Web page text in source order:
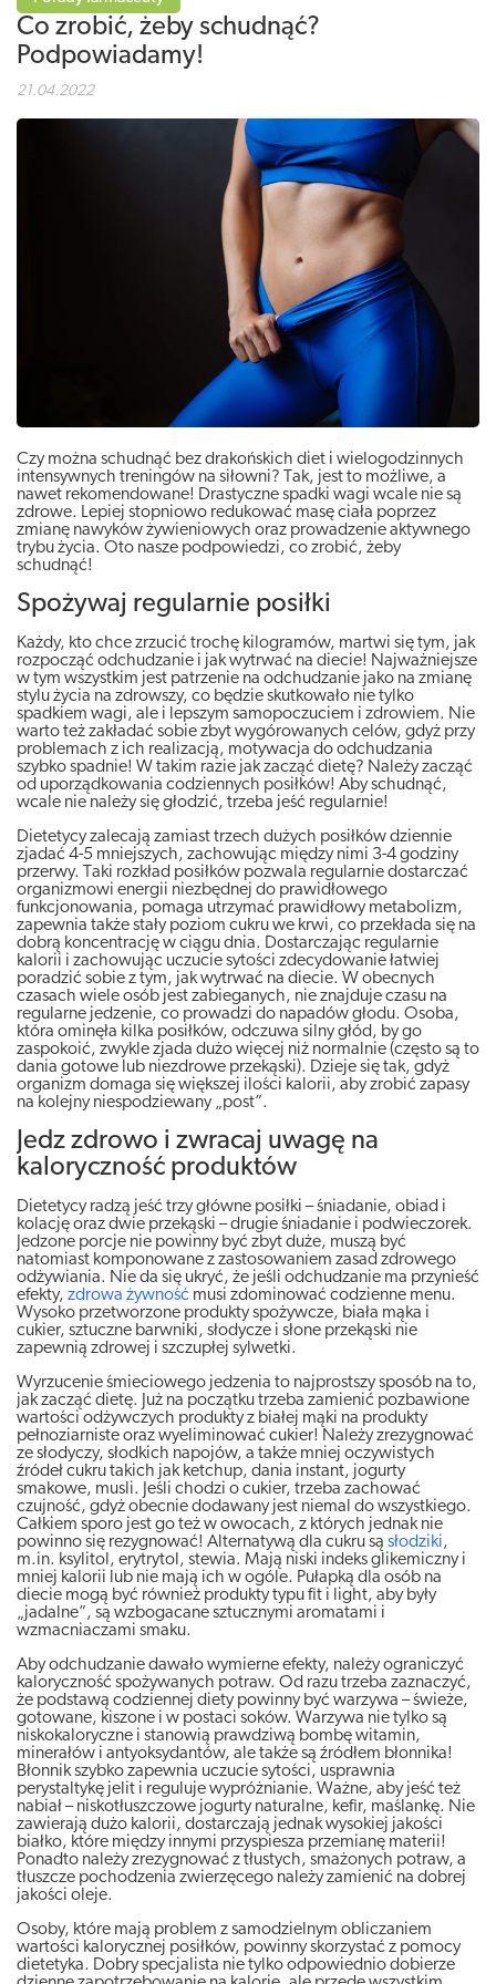
Co zrobić, żeby schudnąć?
Podpowiadamy!
21.04.2022
Czy można schudnąć bez drakońskich diet i wielogodzinnych
intensywnych treningów na siłowni? Tak, jest to możliwe, a
nawet rekomendowane! Drastyczne spadki wagi wcale nie są
zdrowe. Lepiej stopniowo redukować masę ciała poprzez
zmianę nawyków żywieniowych oraz prowadzenie aktywnego
trybu życia. Oto nasze podpowiedzi, co zrobić, żeby
schudnąć!
Spożywaj regularnie posiłki
Każdy, kto chce zrzucić trochę kilogramów, martwi się tym, jak
rozpocząć odchudzanie i jak wytrwać na diecie! Najważniejsze
w tym wszystkim jest patrzenie na odchudzanie jako na zmianę
stylu życia na zdrowszy, co będzie skutkowało nie tylko
spadkiem wagi, ale i lepszym samopoczuciem i zdrowiem. Nie
warto też zakładać sobie zbyt wygórowanych celów, gdyż przy
problemach z ich realizacją, motywacja do odchudzania
szybko spadnie! W takim razie jak zacząć dietę? Należy zacząć
od uporządkowania codziennych posiłków! Aby schudnąć,
wcale nie należy się głodzić, trzeba jeść regularnie!
Dietetycy zalecają zamiast trzech dużych posiłków dziennie
zjadać 4-5 mniejszych, zachowując między nimi 3-4 godziny
przerwy. Taki rozkład posiłków pozwala regularnie dostarczać
organizmowi energii niezbędnej do prawidłowego
funkcjonowania, pomaga utrzymać prawidłowy metabolizm,
zapewnia także stały poziom cukru we krwi, co przekłada się na
dobrą koncentrację w ciągu dnia. Dostarczając regularnie
kalorii i zachowując uczucie sytości zdecydowanie łatwiej
poradzić sobie z tym, jak wytrwać na diecie. W obecnych
czasach wiele osób jest zabieganych, nie znajduje czasu na
regularne jedzenie, co prowadzi do napadów głodu. Osoba,
która ominęła kilka posiłków, odczuwa silny głód, by go
zaspokoić, zwykle zjada dużo więcej niż normalnie (często są to
dania gotowe lub niezdrowe przekąski). Dzieje się tak, gdyż
organizm domaga się większej ilości kalorii, aby zrobić zapasy
na kolejny niespodziewany „post”.
Jedz zdrowo i zwracaj uwagę na
kaloryczność produktów
Dietetycy radzą jeść trzy główne posiłki – śniadanie, obiad i
kolację oraz dwie przekąski – drugie śniadanie i podwieczorek.
Jedzone porcje nie powinny być zbyt duże, muszą być
natomiast komponowane z zastosowaniem zasad zdrowego
odżywiania. Nie da się ukryć, że jeśli odchudzanie ma przynieść
efekty, zdrowa żywność musi zdominować codzienne menu.
Wysoko przetworzone produkty spożywcze, biała mąka i
cukier, sztuczne barwniki, słodycze i słone przekąski nie
zapewnią zdrowej i szczupłej sylwetki.
Wyrzucenie śmieciowego jedzenia to najprostszy sposób na to,
jak zacząć dietę. Już na początku trzeba zamienić pozbawione
wartości odżywczych produkty z białej mąki na produkty
pełnoziarniste oraz wyeliminować cukier! Należy zrezygnować
ze słodyczy, słodkich napojów, a także mniej oczywistych
źródeł cukru takich jak ketchup, dania instant, jogurty
smakowe, musli. Jeśli chodzi o cukier, trzeba zachować
czujność, gdyż obecnie dodawany jest niemal do wszystkiego.
Całkiem sporo jest go też w owocach, z których jednak nie
powinno się rezygnować! Alternatywą dla cukru są słodziki,
m.in. ksylitol, erytrytol, stewia. Mają niski indeks glikemiczny i
mniej kalorii lub nie mają ich w ogóle. Pułapką dla osób na
diecie mogą być również produkty typu fit i light, aby były
„jadalne”, są wzbogacane sztucznymi aromatami i
wzmacniaczami smaku.
Aby odchudzanie dawało wymierne efekty, należy ograniczyć
kaloryczność spożywanych potraw. Od razu trzeba zaznaczyć,
że podstawą codziennej diety powinny być warzywa – świeże,
gotowane, kiszone i w postaci soków. Warzywa nie tylko są
niskokaloryczne i stanowią prawdziwą bombę witamin,
minerałów i antyoksydantów, ale także są źródłem błonnika!
Błonnik szybko zapewnia uczucie sytości, usprawnia
perystaltykę jelit i reguluje wypróżnianie. Ważne, aby jeść też
nabiał – niskotłuszczowe jogurty naturalne, kefir, maślankę. Nie
zawierają dużo kalorii, dostarczają jednak wysokiej jakości
białko, które między innymi przyspiesza przemianę materii!
Ponadto należy zrezygnować z tłustych, smażonych potraw, a
tłuszcze pochodzenia zwierzęcego należy zamienić na dobrej
jakości oleje.
Osoby, które mają problem z samodzielnym obliczaniem
wartości kalorycznej posiłków, powinny skorzystać z pomocy
dietetyka. Dobry specjalista nie tylko odpowiednio dobierze